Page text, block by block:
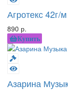
Агротекс 42г/
890 р.
Купить
Азарина